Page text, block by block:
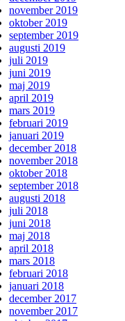
november 2019
oktober 2019
september 2019
augusti 2019
juli 2019
juni 2019
maj 2019
april 2019
mars 2019
februari 2019
januari 2019
december 2018
november 2018
oktober 2018
september 2018
augusti 2018
juli 2018
juni 2018
maj 2018
april 2018
mars 2018
februari 2018
januari 2018
december 2017
november 2017